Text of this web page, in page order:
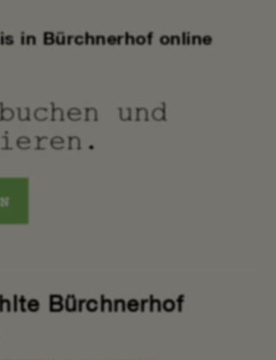
in Bürchnerhof online
und
Bürchnerhof